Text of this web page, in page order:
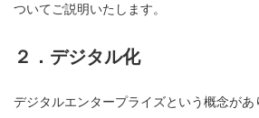
ついてご説明いたします。
２．デジタル化
デジタルエンタープライズという概念が